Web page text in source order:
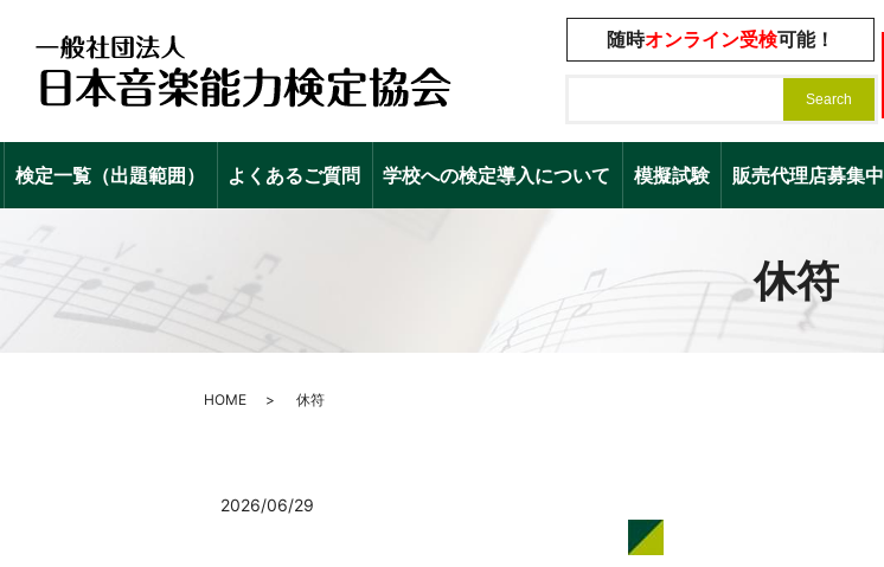
随時オンライン受検可能！
検定一覧（出題範囲） よくあるご質問 学校への検定導入について 模擬試験 販売代理店募集中
休符
HOME 休符
2026/06/29